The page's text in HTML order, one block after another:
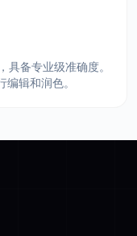
具备专业级准确度。
辑和润色。